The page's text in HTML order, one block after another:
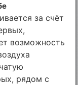
за счёт
возможность
рядом с